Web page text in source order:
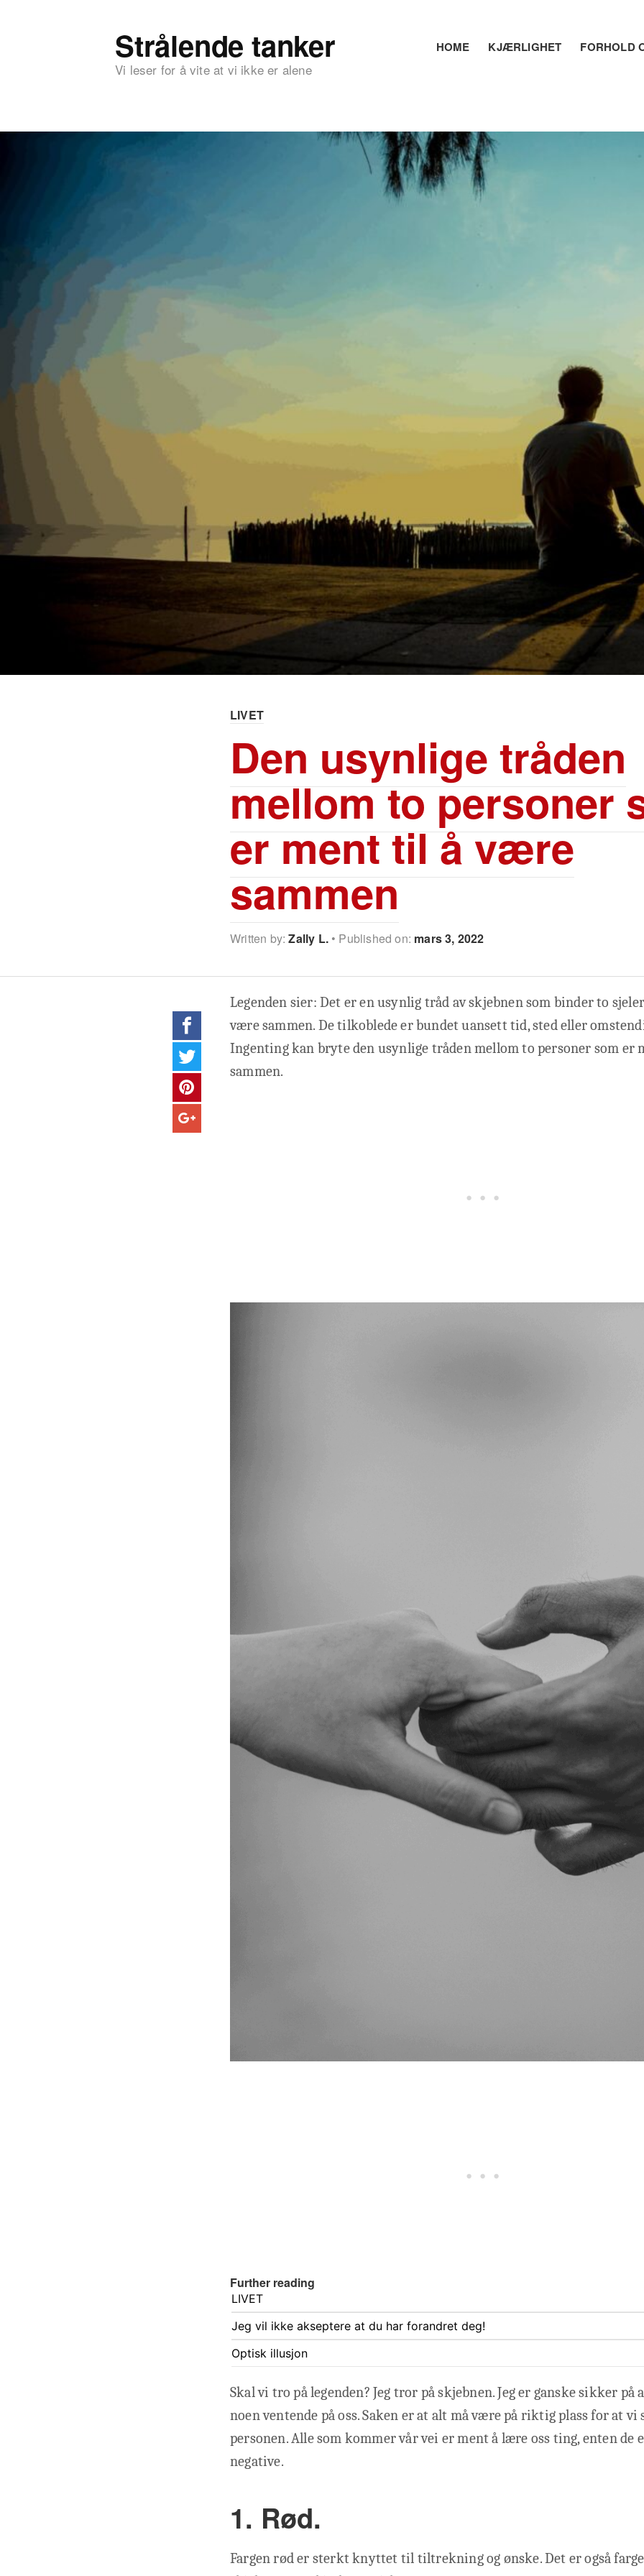
Strålende tanker
Vi leser for å vite at vi ikke er alene
HOME KJÆRLIGHET FORHOLD
LIVET
Den usynlige tråden
mellom to personer
er ment til å være
sammen
Written by:Zally L. Published on: mars 3, 2022
Legenden sier: Det er en usynlig tråd av skjebnen som binder to
være sammen. De tilkoblede er bundet uansett tid, sted eller
Ingenting kan bryte den usynlige tråden mellom to personer som er
sammen.
Further reading
LIVET
Jeg vil ikke akseptere at du har forandret deg!
Optisk illusjon
Skal vi tro på legenden? Jeg tror på skjebnen. Jeg er ganske sikker på
noen ventende på oss. Saken er at alt må være på riktig plass for at vi
personen. Alle som kommer vår vei er ment å lære oss ting, enten de
negative.
1. Rød.
Fargen rød er sterkt knyttet til tiltrekning og ønske. Det er også